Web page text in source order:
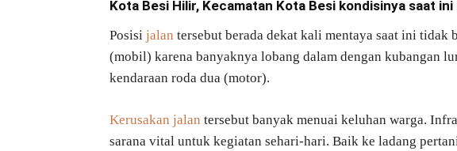
Kota Besi Hilir, Kecamatan Kota Besi kondisinya saat
Posisi jalan tersebut berada dekat kali mentaya saat ini tidak
(mobil) karena banyaknya lobang dalam dengan kubangan
kendaraan roda dua (motor).
Kerusakan jalan tersebut banyak menuai keluhan warga.
sarana vital untuk kegiatan sehari-hari. Baik ke ladang